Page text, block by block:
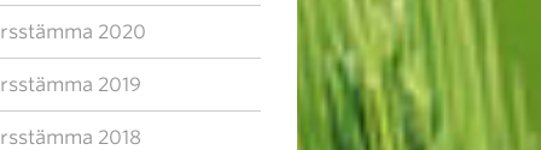
2020
2019
2018